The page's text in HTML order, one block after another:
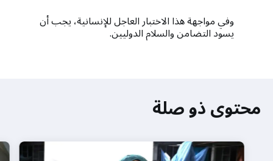
وفي مواجهة هذا الاختبار العاجل للإنسانية، يجب أن
يسود التضامن والسلام الدوليين.
محتوى ذو صلة